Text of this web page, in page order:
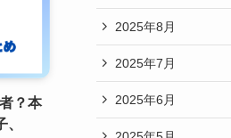
？本
2025年8月
2025年7月
2025年6月